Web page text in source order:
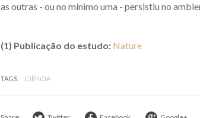
as outras - ou no mínimo uma - persistiu no
(1) Publicação do estudo: Nature
TAGS: CIÊNCIA